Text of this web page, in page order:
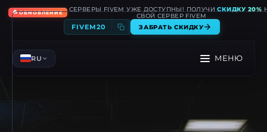
🔥ОБНОВЛЕНИЕ СЕРВЕРЫ FIVEM УЖЕ ДОСТУПНЫ! ПОЛУЧИСКИДКУ 20%
СВОЙ СЕРВЕР FIVEM
FIVEM20 ЗАБРАТЬ СКИДКУ
RU МЕНЮ